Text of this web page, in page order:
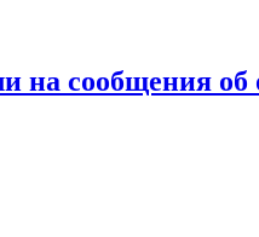
на сообщения об